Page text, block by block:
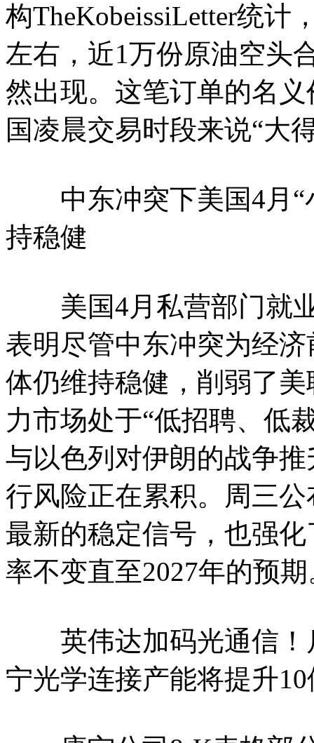
构TheKobeissiLetter统计
左右，近1万份原油空头
然出现。这笔订单的名
国凌晨交易时段来说“大
中东冲突下美国4月“
持稳健
美国4月私营部门就业
表明尽管中东冲突为经
体仍维持稳健，削弱了
力市场处于“低招聘、低
与以色列对伊朗的战争
行风险正在累积。周三
最新的稳定信号，也强
率不变直至2027年的预
英伟达加码光通信！
宁光学连接产能将提升10